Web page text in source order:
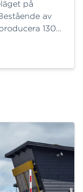
på
av
130